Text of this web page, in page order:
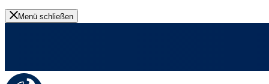
Menü schließen